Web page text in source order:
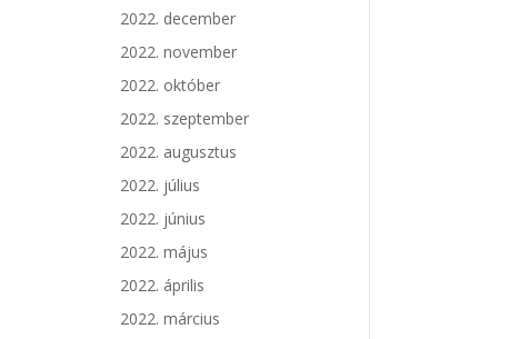
2022. december
2022. november
2022. október
2022. szeptember
2022. augusztus
2022. július
2022. június
2022. május
2022. április
2022. március